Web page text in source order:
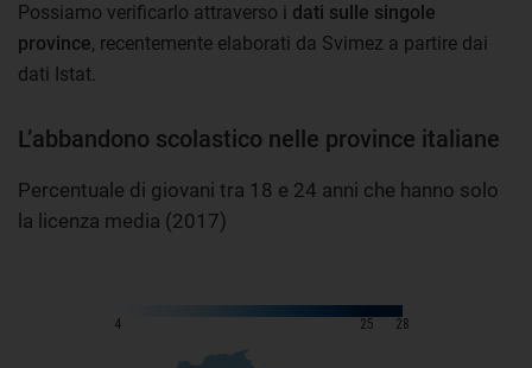
Possiamo verificarlo attraverso i dati sulle singole
province, recentemente elaborati da Svimez a partire dai
dati Istat.
L’abbandono scolastico nelle province italiane
Percentuale di giovani tra 18 e 24 anni che hanno solo
la licenza media (2017)